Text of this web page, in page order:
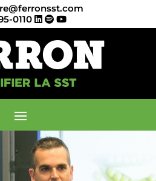
0110